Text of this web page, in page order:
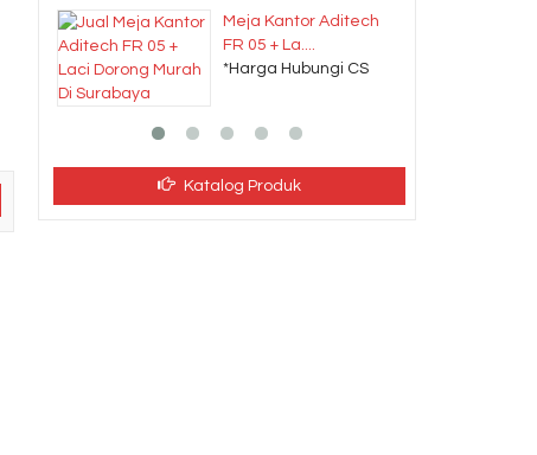
Meja Kantor Aditech
FR 05 + La....
*Harga Hubungi CS
Katalog Produk